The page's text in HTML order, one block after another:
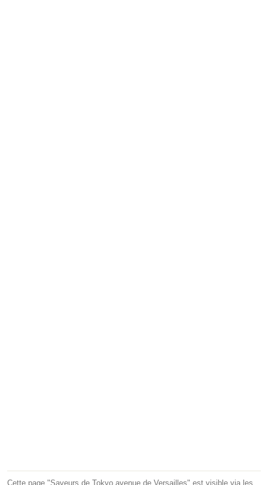
Cette page "Saveurs de Tokyo avenue de Versailles" est visible via les